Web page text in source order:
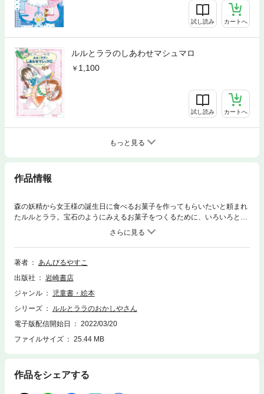
試し読み カートへ
ルルとララのしあわせマシュマロ
1,100
試し読み カートへ
もっと見る
作品情報
森の妖精から女王様の誕生日に食べるお菓子を作ってもらいたいと頼まれ
たルルとララ。宝石のようにみえるお菓子をつくるために、いろいろと工
著者
あんびるやすこ
出版社
岩崎書店
ジャンル
児童書・絵本
シリーズ
ルルとララのおかしやさん
電子版配信開始日
2022/03/20
ファイルサイズ
25.44 MB
作品をシェアする